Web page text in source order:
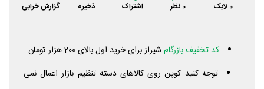
0 لایک 0 نظر اشتراک ذخیره گزارش خرابی
کد تخفیف بازرگام شیراز برای خرید اول بالای 200 هزار تومان
توجه کنید کوپن روی کالاهای دسته تنظیم بازار اعمال نمی